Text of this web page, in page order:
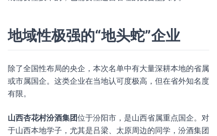
地域性极强的“地头蛇”企业
除了全国性布局的央企，本次名单中有大量深耕本地的省属
或市属国企。这类企业在当地认可度极高，但在省外知名度
有限。
山西杏花村汾酒集团位于汾阳市，是山西省属重点国企。对
于山西本地学子，尤其是吕梁、太原周边的同学，汾酒集团